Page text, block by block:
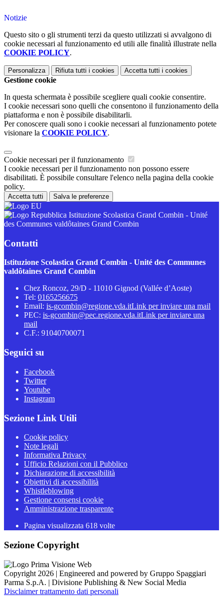
Notizie
Questo sito o gli strumenti terzi da questo utilizzati si avvalgono di
cookie necessari al funzionamento ed utili alle finalità illustrate nella
COOKIE POLICY.
Personalizza Rifiuta tutti i cookies Accetta tutti i cookies
Gestione cookie
In questa schermata è possibile scegliere quali cookie consentire.
I cookie necessari sono quelli che consentono il funzionamento della
piattaforma e non è possibile disabilitarli.
Per conoscere quali sono i cookie necessari al funzionamento potete
visionare la COOKIE POLICY.
Cookie necessari per il funzionamento
I cookie necessari per il funzionamento non possono essere
disabilitati. È possibile consultare l'elenco nella pagina della cookie
policy.
Accetta tutti Salva le preferenze
Istituzione Scolastica Grand Combin - Unité
des Communes valdôtaines Grand Combin
Contatti
Istituzione Scolastica Grand Combin - Unité des Communes
valdôtaines Grand Combin
Chez Roncoz, 29/D - 11010 Gignod (Vallée d’Aoste)
Tel: 0165256675
Email: is-gcombin@regione.vda.itLink per inviare una mail
PEC: is-gcombin@pec.regione.vda.itLink per inviare una
mail
C.F.: 91040700071
Seguici su
Facebook
Twitter
Youtube
Instagram
Sezione Link Utili
Cookie policy
Note legali
Informativa Privacy
Ufficio Relazioni con il Pubblico
Dichiarazione di accessibilità
Obiettivi di accessibilità
Whistleblowing
Gestione consensi cookie
Amministrazione trasparente
Pagina visualizzata 618 volte
Sezione Copyright
Copyright 2026 | Engineered and powered by Gruppo Spaggiari
Parma S.p.A. | Divisione Publishing & New Social Media
Disclaimer trattamento dati personali